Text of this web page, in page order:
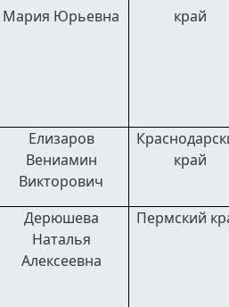
Мария Юрьевна
край
Елизаров
Вениамин
Викторович
край
Дерюшева
Наталья
Алексеевна
Пермский